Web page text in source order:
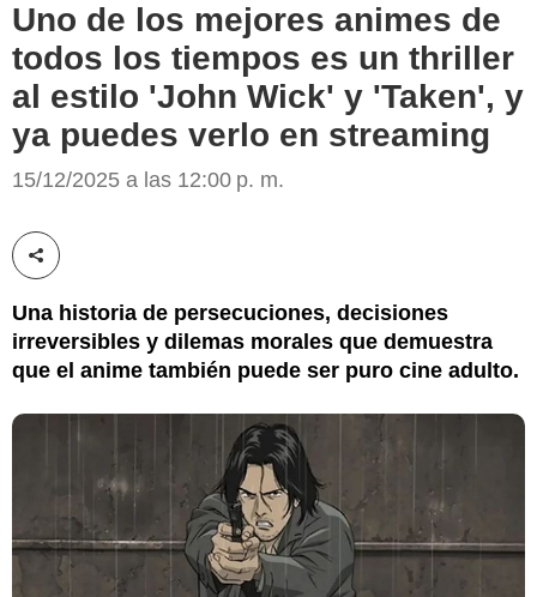
Uno de los mejores animes de
todos los tiempos es un thriller
al estilo 'John Wick' y 'Taken', y
ya puedes verlo en streaming
15/12/2025 a las 12:00 p. m.
Compartir esta noticia
Una historia de persecuciones, decisiones
irreversibles y dilemas morales que demuestra
que el anime también puede ser puro cine adulto.
Netflix